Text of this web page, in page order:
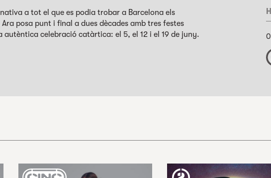
a tot el que es podia trobar a Barcelona els
posa punt i final a dues dècades amb tres festes
autèntica celebració catàrtica: el 5, el 12 i el 19 de juny.